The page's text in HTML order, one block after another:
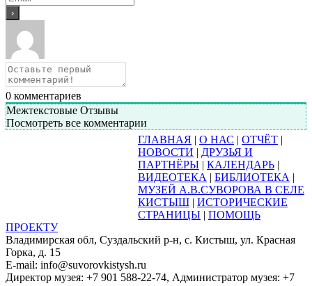
0 комментариев
Межтекстовые Отзывы
Посмотреть все комментарии
ГЛАВНАЯ | О НАС | ОТЧЁТ |
НОВОСТИ | ДРУЗЬЯ И
ПАРТНЁРЫ | КАЛЕНДАРЬ |
ВИДЕОТЕКА | БИБЛИОТЕКА |
МУЗЕЙ А.В.СУВОРОВА В СЕЛЕ
КИСТЫШ | ИСТОРИЧЕСКИЕ
СТРАНИЦЫ | ПОМОЩЬ
ПРОЕКТУ
Владимирская обл, Суздальский р-н, с. Кистыш, ул. Красная
Горка, д. 15
E-mail: info@suvorovkistysh.ru
Директор музея: +7 901 588-22-74, Администратор музея: +7